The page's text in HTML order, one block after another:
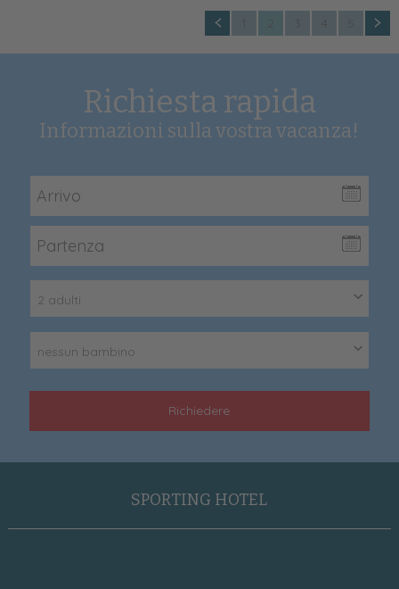
1 3 4
Richiesta rapida
Informazioni sulla vostra vacanza!
2 adulti
nessun bambino
Richiedere
SPORTING HOTEL